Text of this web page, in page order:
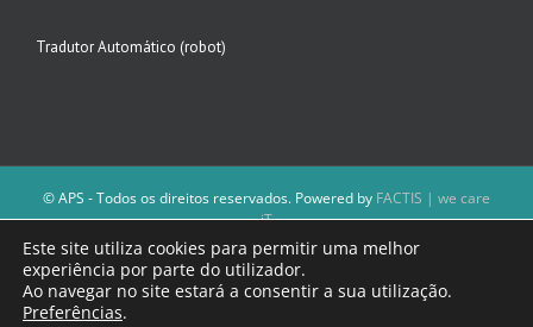
Tradutor Automático (robot)
© APS - Todos os direitos reservados. Powered by FACTIS | we care
iT
A Direção da APS reserva-se o direito de não publicar conteúdos que
violem as leis nacionais.
Os textos assinados e as imagens depositadas são da inteira
Este site utiliza cookies para permitir uma melhor
experiência por parte do utilizador.
Ao navegar no site estará a consentir a sua utilização.
Preferências.